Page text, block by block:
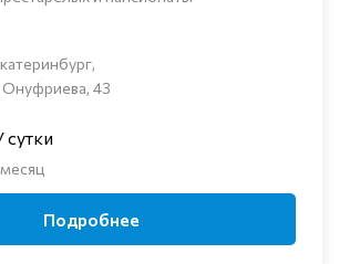
43
сутки
Подробнее